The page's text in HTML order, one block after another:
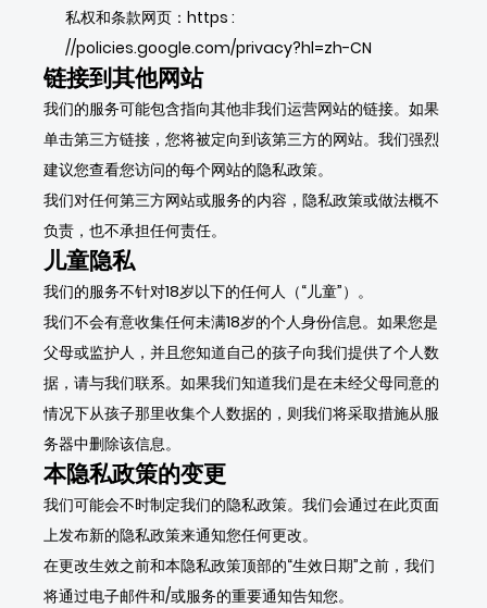
私权和条款网页： https :
//policies.google.com/privacy?hl=zh-CN
链接到其他网站
我们的服务可能包含指向其他非我们运营网站的链接。如果
单击第三方链接，您将被定向到该第三方的网站。我们强烈
建议您查看您访问的每个网站的隐私政策。
我们对任何第三方网站或服务的内容，隐私政策或做法概不
负责，也不承担任何责任。
儿童隐私
我们的服务不针对18岁以下的任何人（“儿童”）。
我们不会有意收集任何未满18岁的个人身份信息。如果您是
父母或监护人，并且您知道自己的孩子向我们提供了个人数
据，请与我们联系。如果我们知道我们是在未经父母同意的
情况下从孩子那里收集个人数据的，则我们将采取措施从服
务器中删除该信息。
本隐私政策的变更
我们可能会不时制定我们的隐私政策。我们会通过在此页面
上发布新的隐私政策来通知您任何更改。
在更改生效之前和本隐私政策顶部的“生效日期”之前，我们
将通过电子邮件和/或服务的重要通知告知您。